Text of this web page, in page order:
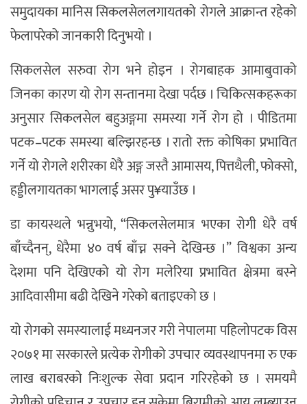
समुदायका मानिस सिकलसेललगायतको रोगले आक्रान्त रहेको
फेलापरेको जानकारी दिनुभयो ।
सिकलसेल सरुवा रोग भने होइन । रोगबाहक आमाबुवाको
जिनका कारण यो रोग सन्तानमा देखा पर्दछ । चिकित्सकहरूका
अनुसार सिकलसेल बहुअङ्गमा समस्या गर्ने रोग हो । पीडितमा
पटक–पटक समस्या बल्झिरहन्छ । रातो रक्त कोषिका प्रभावित
गर्ने यो रोगले शरीरका धेरै अङ्ग जस्तै आमासय, पित्तथैली, फोक्सो,
हड्डीलगायतका भागलाई असर पु¥याउँछ ।
डा कायस्थले भन्नुभयो, “सिकलसेलमात्र भएका रोगी धेरै वर्ष
बाँच्दैनन्, धेरैमा ४० वर्ष बाँच्न सक्ने देखिन्छ ।” विश्वका अन्य
देशमा पनि देखिएको यो रोग मलेरिया प्रभावित क्षेत्रमा बस्ने
आदिवासीमा बढी देखिने गरेको बताइएको छ ।
यो रोगको समस्यालाई मध्यनजर गरी नेपालमा पहिलोपटक विस
२०७१ मा सरकारले प्रत्येक रोगीको उपचार व्यवस्थापनमा रु एक
लाख बराबरको निःशुल्क सेवा प्रदान गरिरहेको छ । समयमै